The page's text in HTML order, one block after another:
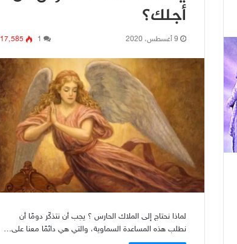
أجلك؟
9 أغسطس، 2020 1 17٬585
لماذا نحتاج إلى الملاك الحارس ؟ يجب أن نتذكّر دومًا أن
نطلب هذه المساعدة السماوية، والتي هي دائمًا معنا على…